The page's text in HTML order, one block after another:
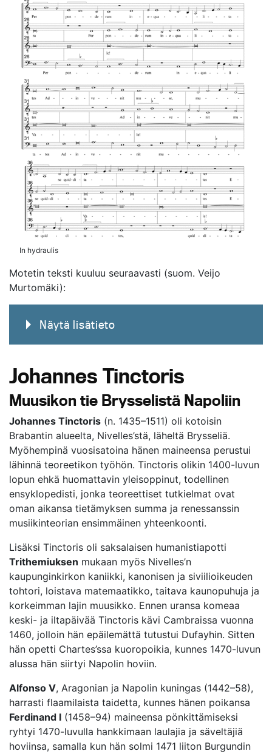
In hydraulis
Motetin teksti kuuluu seuraavasti (suom. Veijo
Murtomäki):
Näytä lisätieto
Johannes Tinctoris
Muusikon tie Brysselistä Napoliin
Johannes Tinctoris (n. 1435–1511) oli kotoisin
Brabantin alueelta, Nivelles’stä, läheltä Brysseliä.
Myöhempinä vuosisatoina hänen maineensa perustui
lähinnä teoreetikon työhön. Tinctoris olikin 1400-luvun
lopun ehkä huomattavin yleisoppinut, todellinen
ensyklopedisti, jonka teoreettiset tutkielmat ovat
oman aikansa tietämyksen summa ja renessanssin
musiikinteorian ensimmäinen yhteenkoonti.
Lisäksi Tinctoris oli saksalaisen humanistiapotti
Trithemiuksen mukaan myös Nivelles’n
kaupunginkirkon kaniikki, kanonisen ja siviilioikeuden
tohtori, loistava matemaatikko, taitava kaunopuhuja ja
korkeimman lajin muusikko. Ennen uransa komeaa
keski- ja iltapäivää Tinctoris kävi Cambraissa vuonna
1460, jolloin hän epäilemättä tutustui Dufayhin. Sitten
hän opetti Chartes’ssa kuoropoikia, kunnes 1470-luvun
alussa hän siirtyi Napolin hoviin.
Alfonso V, Aragonian ja Napolin kuningas (1442–58),
harrasti flaamilaista taidetta, kunnes hänen poikansa
Ferdinand I (1458–94) maineensa pönkittämiseksi
ryhtyi 1470-luvulla hankkimaan laulajia ja säveltäjiä
hoviinsa, samalla kun hän solmi 1471 liiton Burgundin